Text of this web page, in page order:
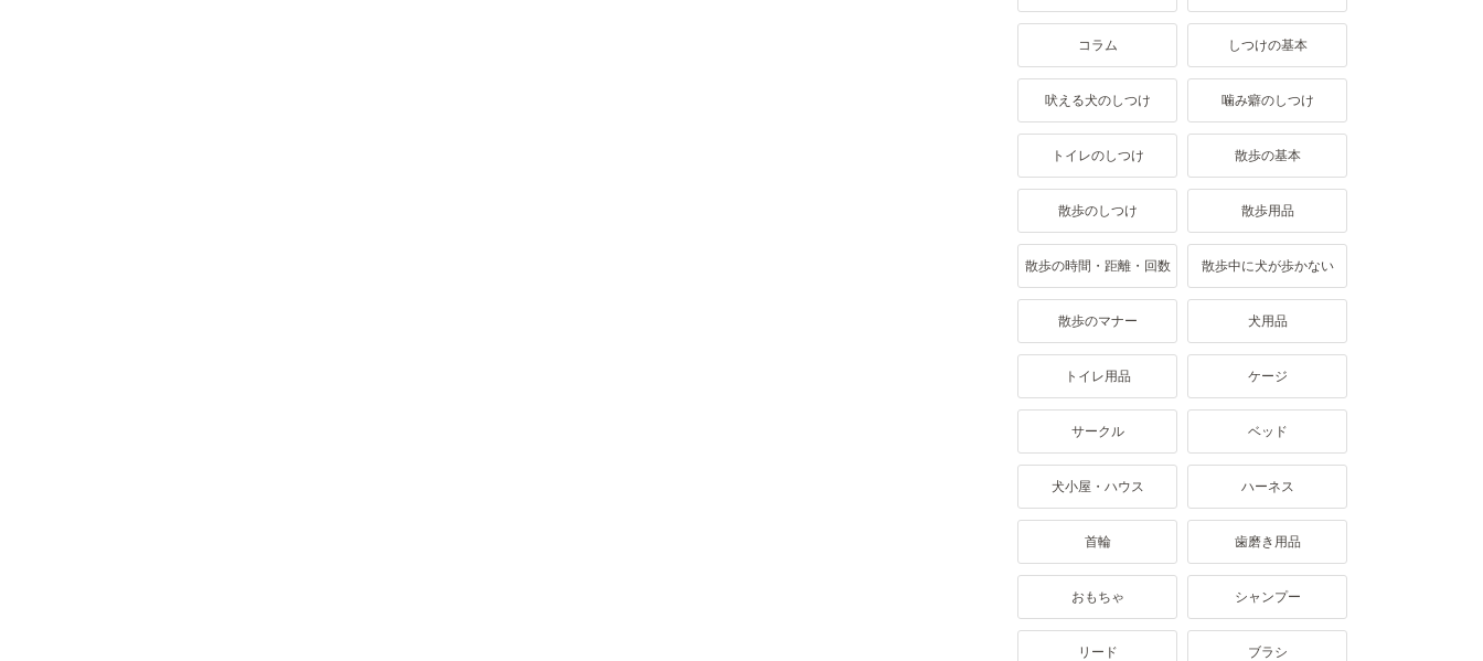
コラム しつけの基本
吠える犬のしつけ 噛み癖のしつけ
トイレのしつけ 散歩の基本
散歩のしつけ 散歩用品
散歩の時間・距離・回数 散歩中に犬が歩かない
散歩のマナー 犬用品
トイレ用品 ケージ
サークル ベッド
犬小屋・ハウス ハーネス
首輪 歯磨き用品
おもちゃ シャンプー
リード ブラシ